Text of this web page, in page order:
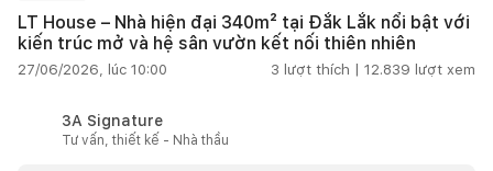
LT House – Nhà hiện đại 340m² tại Đắk Lắk nổi bật với
kiến trúc mở và hệ sân vườn kết nối thiên nhiên
27/06/2026, lúc 10:00 3 lượt thích | 12.839 lượt xem
3A Signature
Tư vấn, thiết kế - Nhà thầu